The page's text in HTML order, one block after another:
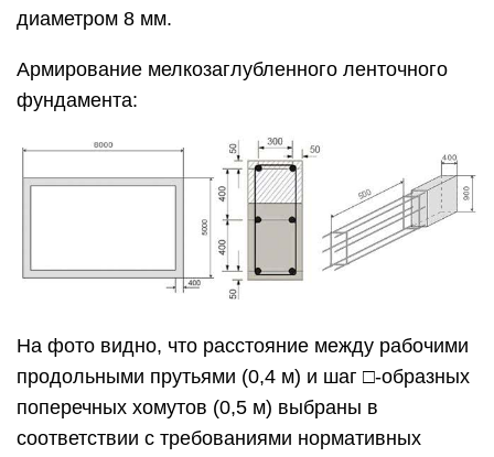
диаметром 8 мм.
Армирование мелкозаглубленного ленточного
фундамента:
На фото видно, что расстояние между рабочими
продольными прутьями (0,4 м) и шаг □-образных
поперечных хомутов (0,5 м) выбраны в
соответствии с требованиями нормативных